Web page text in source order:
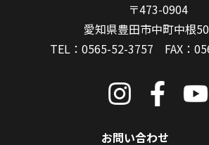
〒473-0904
愛知県豊田市中町中根
TEL： 0565-52-3757 FAX：
お問い合わせ